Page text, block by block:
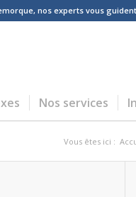
nos experts vous
Nos services
Vous êtes ici :